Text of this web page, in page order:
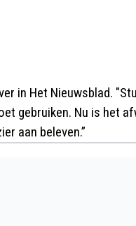
in Het Nieuwsblad.
gebruiken. Nu is het
aan beleven.”